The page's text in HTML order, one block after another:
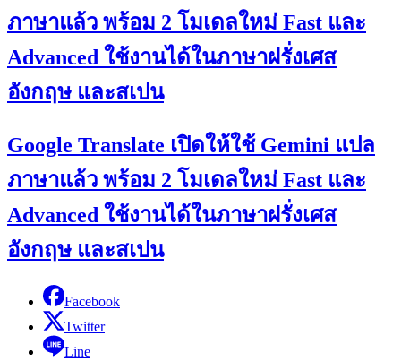
ภาษาแล้ว พร้อม 2 โมเดลใหม่ Fast และ
Advanced ใช้งานได้ในภาษาฝรั่งเศส
อังกฤษ และสเปน
Google Translate เปิดให้ใช้ Gemini แปล
ภาษาแล้ว พร้อม 2 โมเดลใหม่ Fast และ
Advanced ใช้งานได้ในภาษาฝรั่งเศส
อังกฤษ และสเปน
Facebook
Twitter
Line